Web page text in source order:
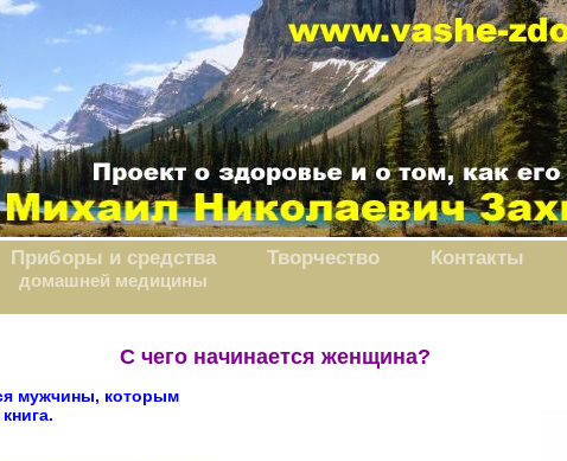
Приборы и средства
домашней медицины
Творчество Контакты
С чего начинается женщина?
мужчины, которым